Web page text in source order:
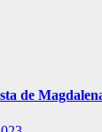
de